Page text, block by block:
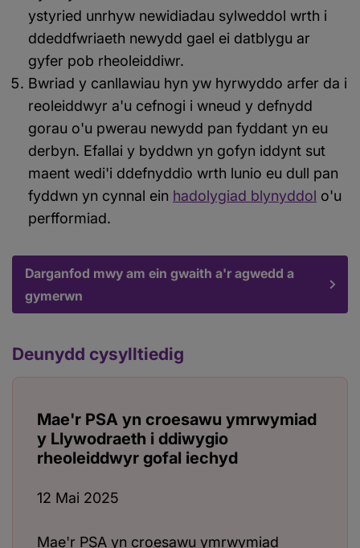
ystyried unrhyw newidiadau sylweddol wrth i
ddeddfwriaeth newydd gael ei datblygu ar
gyfer pob rheoleiddiwr.
Bwriad y canllawiau hyn yw hyrwyddo arfer da i
reoleiddwyr a'u cefnogi i wneud y defnydd
gorau o'u pwerau newydd pan fyddant yn eu
derbyn. Efallai y byddwn yn gofyn iddynt sut
maent wedi'i ddefnyddio wrth lunio eu dull pan
fyddwn yn cynnal ein hadolygiad blynyddol o'u
perfformiad.
Darganfod mwy am ein gwaith a'r agwedd a
gymerwn
Deunydd cysylltiedig
Mae'r PSA yn croesawu ymrwymiad
y Llywodraeth i ddiwygio
rheoleiddwyr gofal iechyd
12 Mai 2025
Mae'r PSA yn croesawu ymrwymiad